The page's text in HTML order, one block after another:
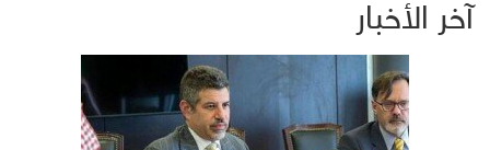
آخر الأخبار